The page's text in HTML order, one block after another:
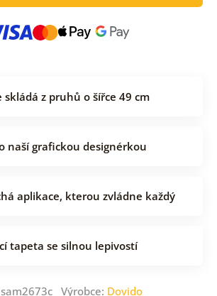
skládá z pruhů o šířce 49 cm
naší grafickou designérkou
aplikace, kterou zvládne každý
tapeta se silnou lepivostí
Výrobce: Dovido